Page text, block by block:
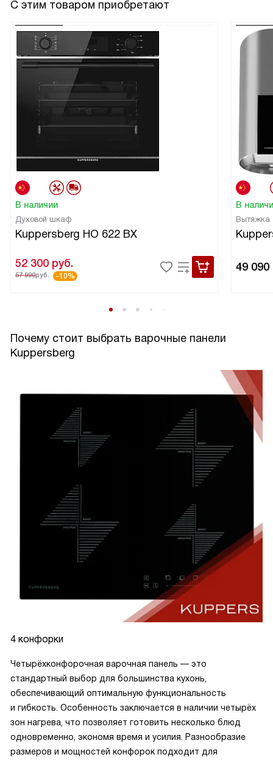
С этим товаром приобретают
В наличии
Духовой шкаф
Kuppersberg HO 622 BX
52 300 руб.
57 990руб. -10%
В
Вытяжка
49 090
Почему стоит выбрать варочные панели
Kuppersberg
4 конфорки
Четырёхконфорочная варочная панель — это
стандартный выбор для большинства кухонь,
обеспечивающий оптимальную функциональность
и гибкость. Особенность заключается в наличии четырёх
зон нагрева, что позволяет готовить несколько блюд
одновременно, экономя время и усилия. Разнообразие
размеров и мощностей конфорок подходит для